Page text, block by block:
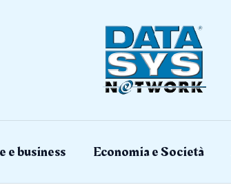
e business Economia e Società